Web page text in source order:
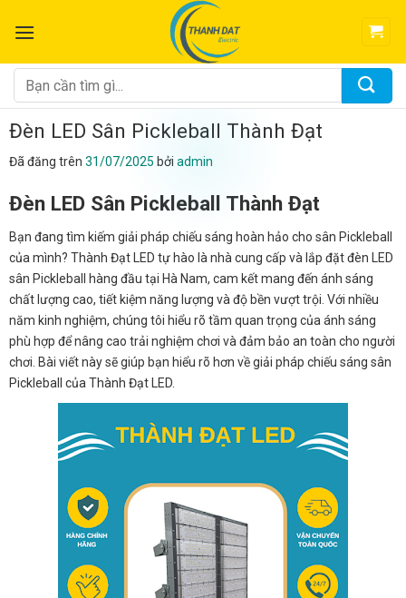
đến
dung
Tìm
kiếm:
Đèn LED Sân Pickleball Thành Đạt
Đã đăng trên 31/07/2025 bởi admin
Đèn LED Sân Pickleball Thành Đạt
Bạn đang tìm kiếm giải pháp chiếu sáng hoàn hảo cho sân Pickleball
của mình? Thành Đạt LED tự hào là nhà cung cấp và lắp đặt đèn LED
sân Pickleball hàng đầu tại Hà Nam, cam kết mang đến ánh sáng
chất lượng cao, tiết kiệm năng lượng và độ bền vượt trội. Với nhiều
năm kinh nghiệm, chúng tôi hiểu rõ tầm quan trọng của ánh sáng
phù hợp để nâng cao trải nghiệm chơi và đảm bảo an toàn cho người
chơi. Bài viết này sẽ giúp bạn hiểu rõ hơn về giải pháp chiếu sáng sân
Pickleball của Thành Đạt LED.